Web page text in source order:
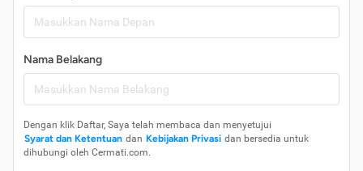
Nama Belakang
Dengan klik Daftar, Saya telah membaca dan menyetujui
Syarat dan Ketentuan dan Kebijakan Privasi dan bersedia untuk
dihubungi oleh Cermati.com.